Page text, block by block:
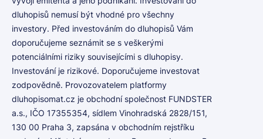
dluhopisů nemusí být vhodné pro všechny
investory. Před investováním do dluhopisů Vám
doporučujeme seznámit se s veškerými
potenciálními riziky souvisejícími s dluhopisy.
Investování je rizikové. Doporučujeme investovat
zodpovědně. Provozovatelem platformy
dluhopisomat.cz je obchodní společnost FUNDSTER
a.s., IČO 17355354, sídlem Vinohradská 2828/151,
130 00 Praha 3, zapsána v obchodním rejstříku